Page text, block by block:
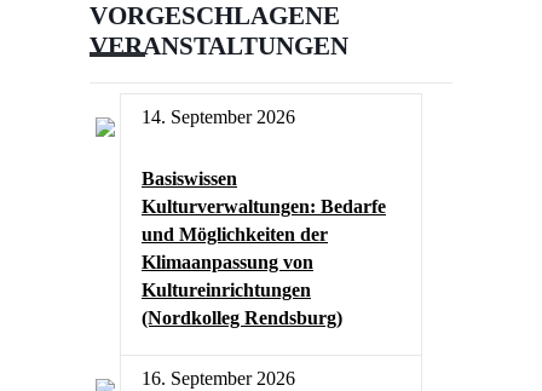
VORGESCHLAGENE
VERANSTALTUNGEN
14. September 2026
Basiswissen
Kulturverwaltungen: Bedarfe
und Möglichkeiten der
Klimaanpassung von
Kultureinrichtungen
(Nordkolleg Rendsburg)
16. September 2026